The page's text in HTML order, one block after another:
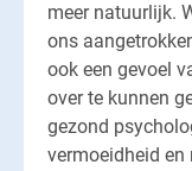
meer natuurlijk.
ons
ook een gevoel
over te kunnen
gezond
vermoeidheid en